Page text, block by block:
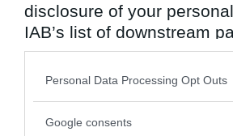
disclosure of your
IAB’s list of downstream
also be disclosed by us
Downstream Participants
Please note that this
Personal Data Processing Opt Outs
Google consents
Pajbiten- Ej medlem längre
Antal inlägg: 900
Mersmak
- Ej medlem längre